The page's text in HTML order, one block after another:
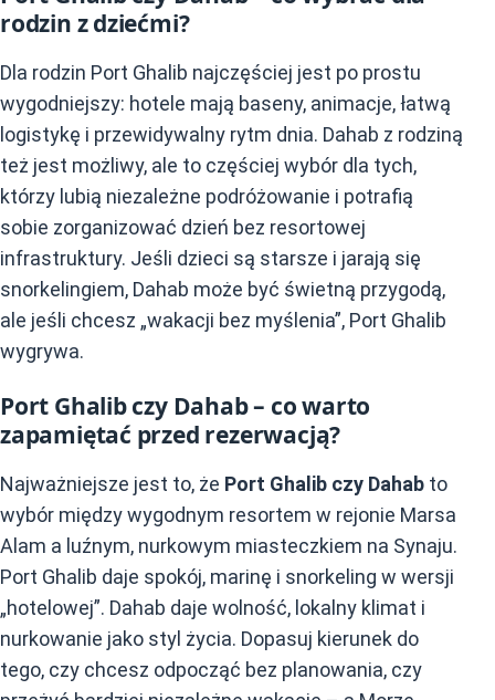
rodzin z dziećmi?
Dla rodzin Port Ghalib najczęściej jest po prostu
wygodniejszy: hotele mają baseny, animacje, łatwą
logistykę i przewidywalny rytm dnia. Dahab z rodziną
też jest możliwy, ale to częściej wybór dla tych,
którzy lubią niezależne podróżowanie i potrafią
sobie zorganizować dzień bez resortowej
infrastruktury. Jeśli dzieci są starsze i jarają się
snorkelingiem, Dahab może być świetną przygodą,
ale jeśli chcesz „wakacji bez myślenia”, Port Ghalib
wygrywa.
Port Ghalib czy Dahab – co warto
zapamiętać przed rezerwacją?
Najważniejsze jest to, że Port Ghalib czy Dahab to
wybór między wygodnym resortem w rejonie Marsa
Alam a luźnym, nurkowym miasteczkiem na Synaju.
Port Ghalib daje spokój, marinę i snorkeling w wersji
„hotelowej”. Dahab daje wolność, lokalny klimat i
nurkowanie jako styl życia. Dopasuj kierunek do
tego, czy chcesz odpocząć bez planowania, czy